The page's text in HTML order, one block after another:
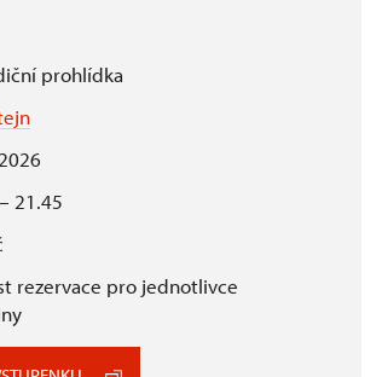
prohlídka
21.45
rezervace pro jednotlivce